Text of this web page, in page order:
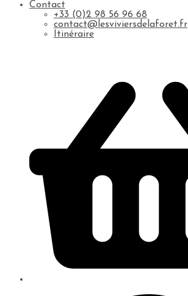
Contact
+33 (0)2 98 56 96 68
contact@lesviviersdelaforet.fr
Itinéraire